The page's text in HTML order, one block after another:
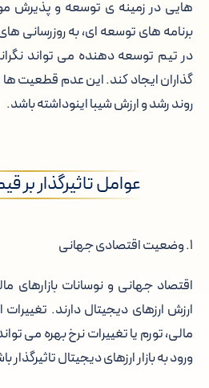
هایی در زمینه ی توسعه و پذیرش
برنامه های توسعه ای، به روزرسانی
در تیم توسعه دهنده می تواند
گذاران ایجاد کند. این عدم قطعیت ها
روند رشد و ارزش شیبا اینوداشته باشد.
عوامل تاثیرگذار بر
۱. وضعیت اقتصادی جهانی
اقتصاد جهانی و نوسانات
ارزش ارزهای دیجیتال دارند.
مالی، تورم یا تغییرات نرخ بهره می
ورود به بازار ارزهای دیجیتال تاثیرگذار